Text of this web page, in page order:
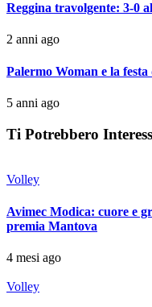
Reggina travolgente: 3-0
2 anni ago
Palermo Woman e la
5 anni ago
Ti Potrebbero
Volley
Avimec Modica: cuore e
premia Mantova
4 mesi ago
Volley